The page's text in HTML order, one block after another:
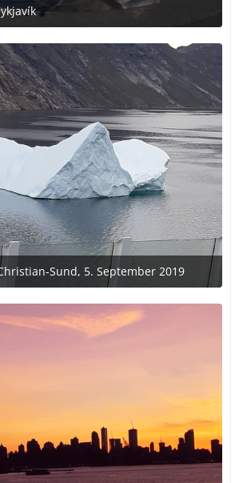
00:29
Sund, 5. September 2019
00:25